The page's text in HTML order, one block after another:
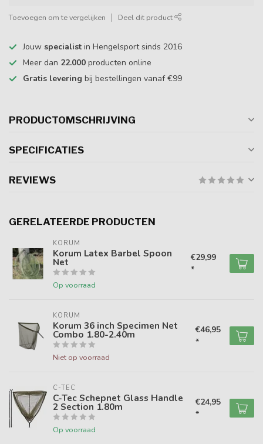
Toevoegen om te vergelijken Deel dit product
Jouw specialist in Hengelsport sinds 2016
Meer dan 22.000 producten online
Gratis levering bij bestellingen vanaf €99
PRODUCTOMSCHRIJVING
SPECIFICATIES
REVIEWS
GERELATEERDE PRODUCTEN
KORUM
Korum Latex Barbel Spoon
Net
Op voorraad
€29,99
*
KORUM
Korum 36 inch Specimen Net
Combo 1.80-2.40m
Niet op voorraad
€46,95
*
C-TEC
C-Tec Schepnet Glass Handle
2 Section 1.80m
Op voorraad
€24,95
*